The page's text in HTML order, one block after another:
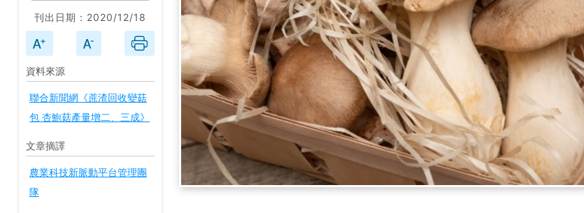
刊出日期：2020/12/18
資料來源
聯合新聞網《蔗渣回收變菇
包 杏鮑菇產量增二、三成》
文章摘譯
農業科技新脈動平台管理團
隊